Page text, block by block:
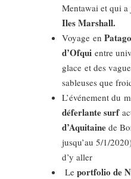
Mentawai et qui a
Iles Marshall.
Voyage en
d’Ofqui entre
glace et des
sableuses que
L’événement du
déferlante surf
d’Aquitaine de
jusqu’au 5/1/
d’y aller
Le portfolio de